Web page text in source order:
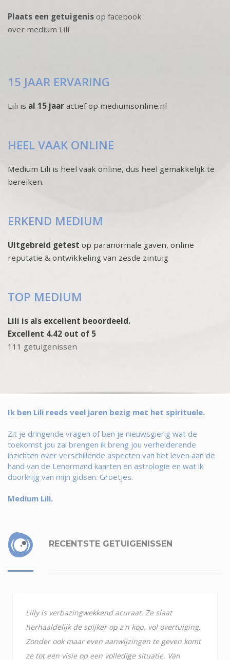
Plaats een getuigenis op facebook
over medium Lili
15 JAAR ERVARING
Lili is al 15 jaar actief op mediumsonline.nl
HEEL VAAK ONLINE
Medium Lili is heel vaak online, dus heel gemakkelijk te
bereiken.
ERKEND MEDIUM
Uitgebreid getest op paranormale gaven, online
reputatie & ontwikkeling van zesde zintuig
TOP MEDIUM
Lili is als excellent beoordeeld.
Excellent 4.42 out of 5
111 getuigenissen
Ik ben Lili reeds veel jaren bezig met het spirituele.
Zit je dringende vragen of ben je nieuwsgierig wat de
toekomst jou zal brengen ik breng jou verhelderende
inzichten over verschillende aspecten van het leven aan de
hand van de Lenormand kaarten en astrologie en wat ik
doorkrijg van mijn gidsen. Groetjes.
Medium Lili.
RECENTSTE GETUIGENISSEN
Lilly is verbazingwekkend acuraat. Ze slaat
herhaaldelijk de spijker op z'n kop, vol overtuiging.
Zonder ook maar even aanwijzingen te geven komt
ze tot een visie op een volledige situatie. Van